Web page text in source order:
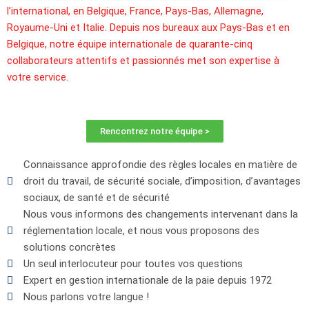
l’international, en Belgique, France, Pays-Bas, Allemagne,
Royaume-Uni et Italie. Depuis nos bureaux aux Pays-Bas et en
Belgique, notre équipe internationale de quarante-cinq
collaborateurs attentifs et passionnés met son expertise à
votre service.
Rencontrez notre équipe >
Connaissance approfondie des règles locales en matière de
droit du travail, de sécurité sociale, d’imposition, d’avantages
sociaux, de santé et de sécurité
Nous vous informons des changements intervenant dans la
réglementation locale, et nous vous proposons des
solutions concrètes
Un seul interlocuteur pour toutes vos questions
Expert en gestion internationale de la paie depuis 1972
Nous parlons votre langue !